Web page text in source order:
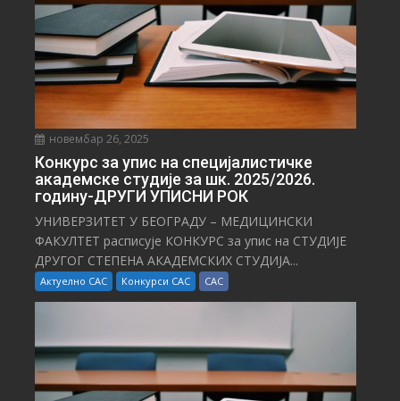
новембар 26, 2025
Конкурс за упис на специјалистичке
академске студије за шк. 2025/2026.
годину-ДРУГИ УПИСНИ РОК
УНИВЕРЗИТЕТ У БЕОГРАДУ – МЕДИЦИНСКИ
ФАКУЛТЕТ расписује КОНКУРС за упис на СТУДИЈЕ
ДРУГОГ СТЕПЕНА АКАДЕМСКИХ СТУДИЈА...
Актуелно САС Конкурси САС САС